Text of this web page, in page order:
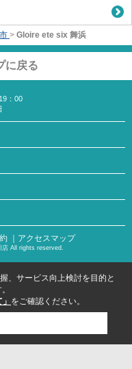
> Gloire ete six 舞浜
に戻る
：00
｜アクセスマップ
店 All rights reserved.
、サービス向上検討を目的と
をご確認ください。